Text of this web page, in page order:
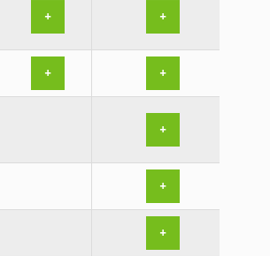
+ +
+ +
+
+
+